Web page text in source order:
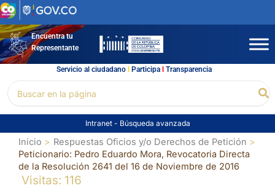
Ir
al
contenidoEncuentra tu
Representante
Servicio al ciudadano l Participal Transparencia
por:
Intranet - Búsqueda avanzada
Inicio
Respuestas Oficios y/o Derechos de Petición
Peticionario: Pedro Eduardo Mora, Revocatoria Directa
de la Resolución 2641 del 16 de Noviembre de 2016
Visitas: 116